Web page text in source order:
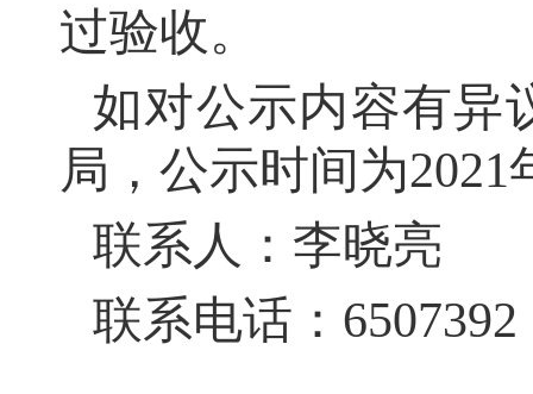
过验收。
如对公示内容有异
局，公示时间为2021
联系人：李晓亮
联系电话：6507392